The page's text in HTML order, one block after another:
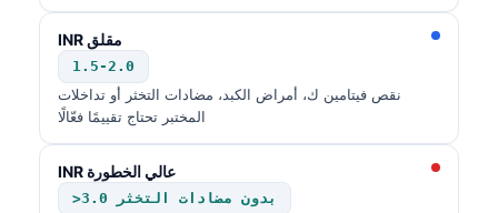
INR مقلق
1.5-2.0
نقص فيتامين ك، أمراض الكبد، مضادات التخثر أو تداخلات
المختبر تحتاج تقييمًا فعّالًا
INR عالي الخطورة
>3.0 بدون مضادات التخثر